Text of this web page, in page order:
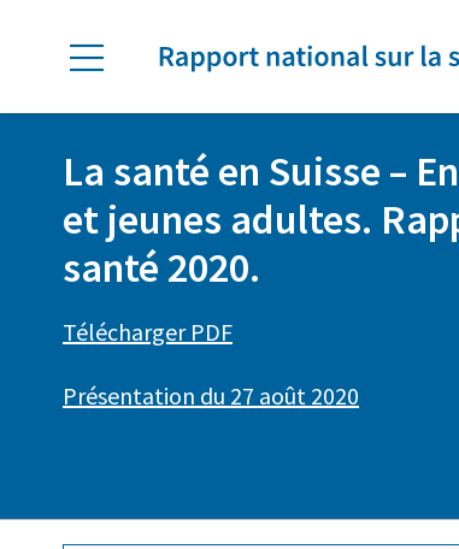
La santé en Suisse –
et jeunes adultes.
santé 2020.
Télécharger PDF
Présentation du 27 août 2020